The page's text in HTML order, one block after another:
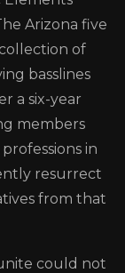
Arizona five
of
basslines
a six-year
members
in
resurrect
from that
could not